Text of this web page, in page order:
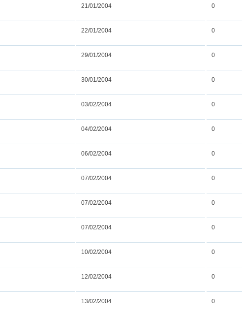
21/01/2004 0
22/01/2004 0
29/01/2004 0
30/01/2004 0
03/02/2004 0
04/02/2004 0
06/02/2004 0
07/02/2004 0
07/02/2004 0
07/02/2004 0
10/02/2004 0
12/02/2004 0
13/02/2004 0